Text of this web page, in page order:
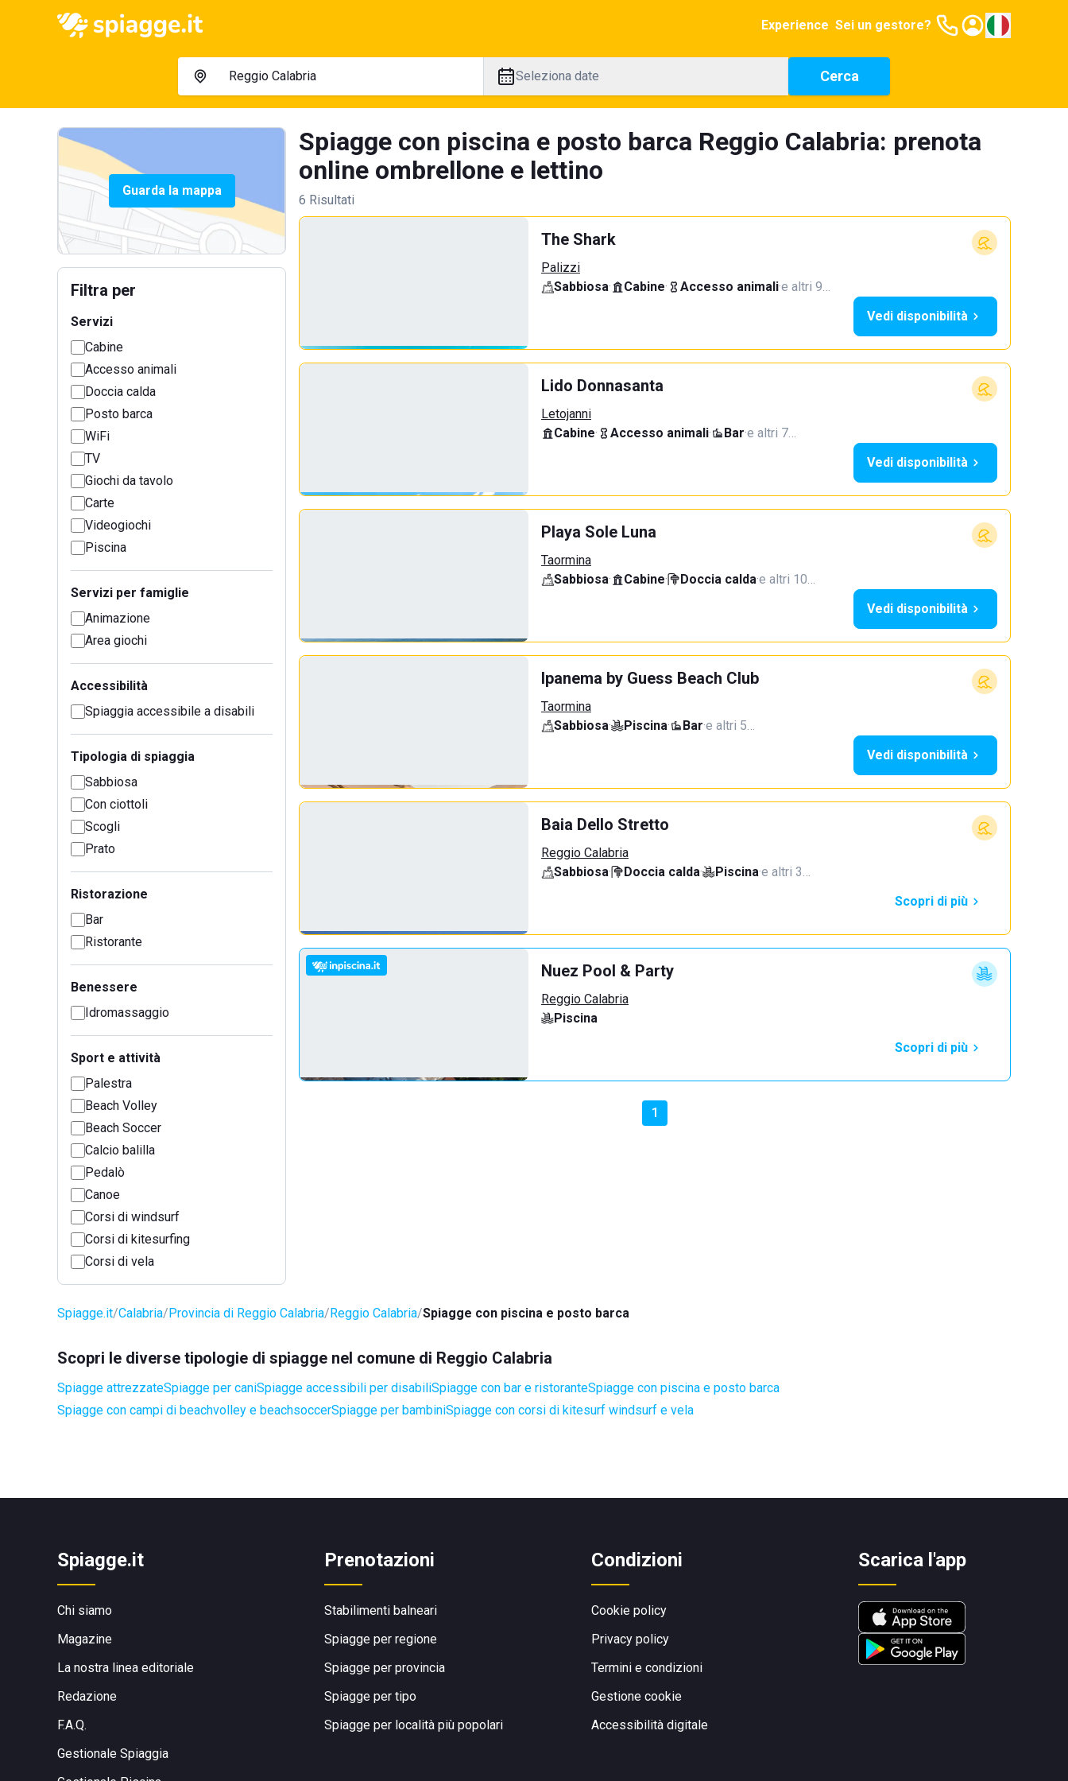
Experience Sei un gestore?
Seleziona date Cerca
Guarda la mappa
Filtra per
Servizi
Cabine
Accesso animali
Doccia calda
Posto barca
WiFi
TV
Giochi da tavolo
Carte
Videogiochi
Piscina
Servizi per famiglie
Animazione
Area giochi
Accessibilità
Spiaggia accessibile a disabili
Tipologia di spiaggia
Sabbiosa
Con ciottoli
Scogli
Prato
Ristorazione
Bar
Ristorante
Benessere
Idromassaggio
Sport e attività
Palestra
Beach Volley
Beach Soccer
Calcio balilla
Pedalò
Canoe
Corsi di windsurf
Corsi di kitesurfing
Corsi di vela
Spiagge con piscina e posto barca Reggio Calabria: prenota
online ombrellone e lettino
6 Risultati
The Shark
Palizzi
Sabbiosa· Cabine· Accesso animali·e altri 9…
Vedi disponibilità
Lido Donnasanta
Letojanni
Cabine· Accesso animali· Bar·e altri 7…
Vedi disponibilità
Playa Sole Luna
Taormina
Sabbiosa· Cabine· Doccia calda·e altri 10…
Vedi disponibilità
Ipanema by Guess Beach Club
Taormina
Sabbiosa· Piscina· Bar·e altri 5…
Vedi disponibilità
Baia Dello Stretto
Reggio Calabria
Sabbiosa· Doccia calda· Piscina·e altri 3…
Scopri di più
Nuez Pool & Party
Reggio Calabria
Piscina
Scopri di più
1
Spiagge.it Calabria Provincia di Reggio Calabria Reggio Calabria Spiagge con piscina e posto barca
Scopri le diverse tipologie di spiagge nel comune di Reggio Calabria
Spiagge attrezzateSpiagge per caniSpiagge accessibili per disabiliSpiagge con bar e ristoranteSpiagge con piscina e posto barca
Spiagge con campi di beachvolley e beachsoccerSpiagge per bambiniSpiagge con corsi di kitesurf windsurf e vela
Spiagge.it
Chi siamo
Magazine
La nostra linea editoriale
Redazione
F.A.Q.
Gestionale Spiaggia
Prenotazioni
Stabilimenti balneari
Spiagge per regione
Spiagge per provincia
Spiagge per tipo
Spiagge per località più popolari
Condizioni
Cookie policy
Privacy policy
Termini e condizioni
Gestione cookie
Accessibilità digitale
Scarica l'app